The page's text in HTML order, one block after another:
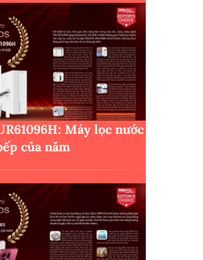
Máy lọc nước
của năm